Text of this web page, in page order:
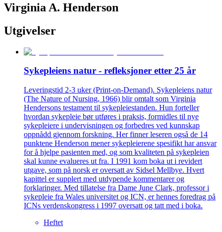
Virginia A. Henderson
Utgivelser
Sykepleiens natur - refleksjoner etter 25 år
Leveringstid 2-3 uker (Print-on-Demand). Sykepleiens natur
(The Nature of Nursing, 1966) blir omtalt som Virginia
Hendersons testament til sykepleiestanden. Hun forteller
hvordan sykepleie bør utføres i praksis, formidles til nye
sykepleiere i undervisningen og forbedres ved kunnskap
oppnådd gjennom forskning. Her finner leseren også de 14
punktene Henderson mener sykepleierene spesifikt har ansvar
for å hjelpe pasienten med, og som kvaliteten på sykepleien
skal kunne evalueres ut fra. I 1991 kom boka ut i revidert
utgave, som på norsk er oversatt av Sidsel Mellbye. Hvert
kapittel er supplert med utdypende kommentarer og
forklaringer. Med tillatelse fra Dame June Clark, professor i
sykepleie fra Wales universitet og ICN, er hennes foredrag på
ICNs verdenskongress i 1997 oversatt og tatt med i boka.
Heftet